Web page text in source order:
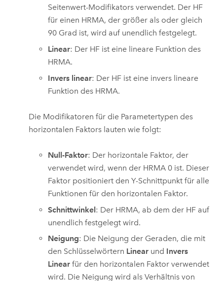
Seitenwert-Modifikators verwendet. Der HF
für einen HRMA, der größer als oder gleich
90 Grad ist, wird auf unendlich festgelegt.
Linear: Der HF ist eine lineare Funktion des
HRMA.
Invers linear: Der HF ist eine invers lineare
Funktion des HRMA.
Die Modifikatoren für die Parametertypen des
horizontalen Faktors lauten wie folgt:
Null-Faktor: Der horizontale Faktor, der
verwendet wird, wenn der HRMA 0 ist. Dieser
Faktor positioniert den Y-Schnittpunkt für alle
Funktionen für den horizontalen Faktor.
Schnittwinkel: Der HRMA, ab dem der HF auf
unendlich festgelegt wird.
Neigung: Die Neigung der Geraden, die mit
den Schlüsselwörtern Linear und Invers
Linear für den horizontalen Faktor verwendet
wird. Die Neigung wird als Verhältnis von